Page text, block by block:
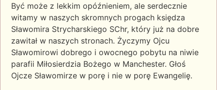
Być może z lekkim opóźnieniem, ale serdecznie
witamy w naszych skromnych progach księdza
Sławomira Strycharskiego SChr, który już na dobre
zawitał w naszych stronach. Życzymy Ojcu
Sławomirowi dobrego i owocnego pobytu na niwie
parafii Miłosierdzia Bożego w Manchester. Głoś
Ojcze Sławomirze w porę i nie w porę Ewangelię.